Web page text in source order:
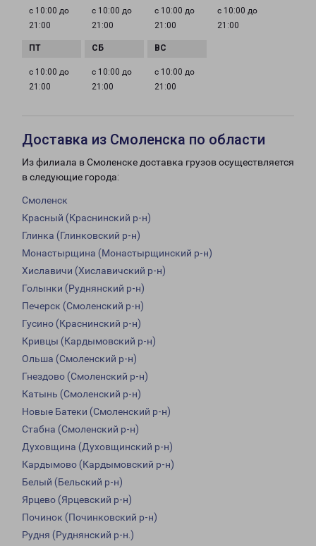
с 10:00 до
21:00
с 10:00 до
21:00
с 10:00 до
21:00
с 10:00 до
21:00
с 10:00 до
21:00
с 10:00 до
21:00
с 10:00 до
21:00
Доставка из Смоленска по области
Из филиала в Смоленске доставка грузов осуществляется
в следующие города:
Смоленск
Красный (Краснинский р-н)
Глинка (Глинковский р-н)
Монастырщина (Монастырщинский р-н)
Хиславичи (Хиславичский р-н)
Голынки (Руднянский р-н)
Печерск (Смоленский р-н)
Гусино (Краснинский р-н)
Кривцы (Кардымовский р-н)
Ольша (Смоленский р-н)
Гнездово (Смоленский р-н)
Катынь (Смоленский р-н)
Новые Батеки (Смоленский р-н)
Стабна (Смоленский р-н)
Духовщина (Духовщинский р-н)
Кардымово (Кардымовский р-н)
Белый (Бельский р-н)
Ярцево (Ярцевский р-н)
Починок (Починковский р-н)
Рудня (Руднянский р-н.)